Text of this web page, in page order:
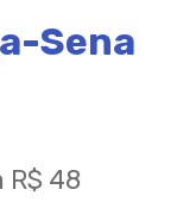
Sena
R$ 48